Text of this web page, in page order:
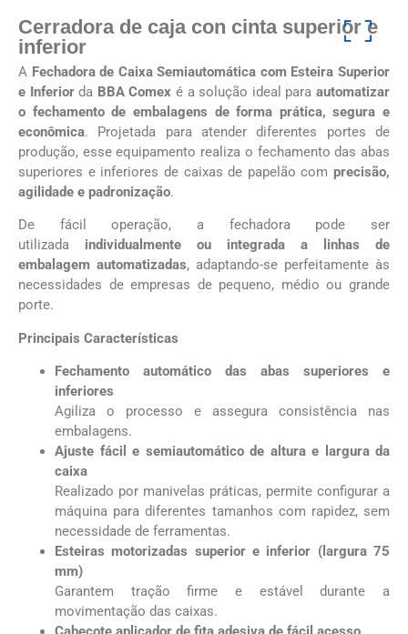
Cerradora de caja con cinta superior e
inferior
A Fechadora de Caixa Semiautomática com Esteira Superior
e Inferiorda BBA Comex é a solução ideal paraautomatizar
o fechamento de embalagens de forma prática, segura e
econômica. Projetada para atender diferentes portes de
produção, esse equipamento realiza o fechamento das abas
superiores e inferiores de caixas de papelão com precisão,
agilidade e padronização.
De fácil operação, a fechadora pode ser
utilizada individualmente ou integrada a linhas de
embalagem automatizadas, adaptando-se perfeitamente às
necessidades de empresas de pequeno, médio ou grande
porte.
Principais Características
Fechamento automático das abas superiores e
inferiores
Agiliza o processo e assegura consistência nas
embalagens.
Ajuste fácil e semiautomático de altura e largura da
caixa
Realizado por manivelas práticas, permite configurar a
máquina para diferentes tamanhos com rapidez, sem
necessidade de ferramentas.
Esteiras motorizadas superior e inferior (largura 75
mm)
Garantem tração firme e estável durante a
movimentação das caixas.